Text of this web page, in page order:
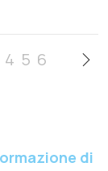
4 5 6
di